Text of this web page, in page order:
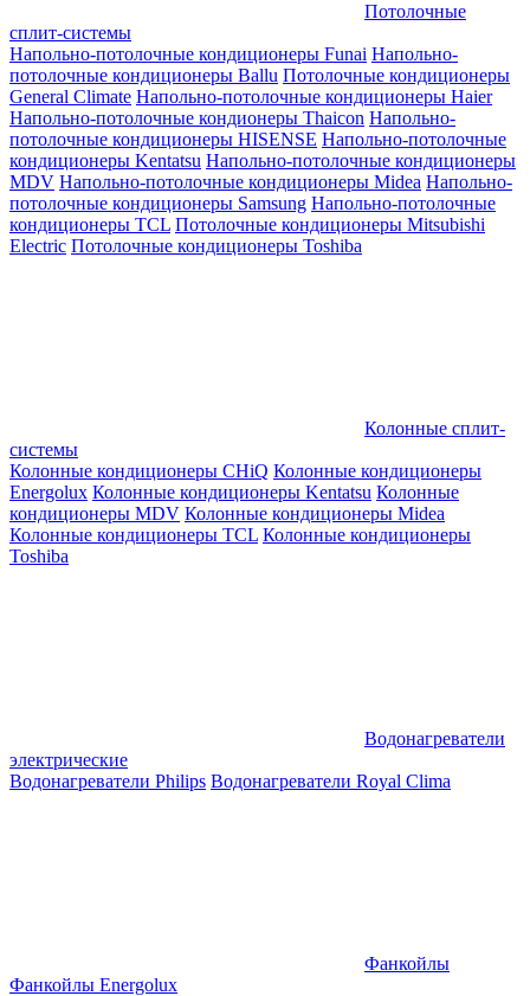
Потолочные
сплит-системы
Напольно-потолочные кондиционеры Funai Напольно-
потолочные кондиционеры Ballu Потолочные кондиционеры
General Climate Напольно-потолочные кондиционеры Haier
Напольно-потолочные кондионеры Thaicon Напольно-
потолочные кондиционеры HISENSE Напольно-потолочные
кондиционеры Kentatsu Напольно-потолочные кондиционеры
MDV Напольно-потолочные кондиционеры Midea Напольно-
потолочные кондиционеры Samsung Напольно-потолочные
кондиционеры TCL Потолочные кондиционеры Mitsubishi
Electric Потолочные кондиционеры Toshiba
Колонные сплит-
системы
Колонные кондиционеры CHiQ Колонные кондиционеры
Energolux Колонные кондиционеры Kentatsu Колонные
кондиционеры MDV Колонные кондиционеры Midea
Колонные кондиционеры TCL Колонные кондиционеры
Toshiba
Водонагреватели
электрические
Водонагреватели Philips Водонагреватели Royal Clima
Фанкойлы
Фанкойлы Energolux